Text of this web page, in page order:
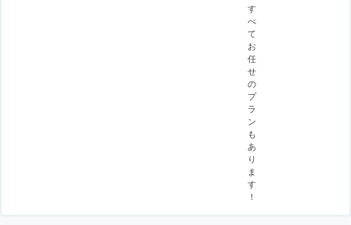
す
べ
て
お
任
せ
の
プ
ラ
ン
も
あ
り
ま
す
！